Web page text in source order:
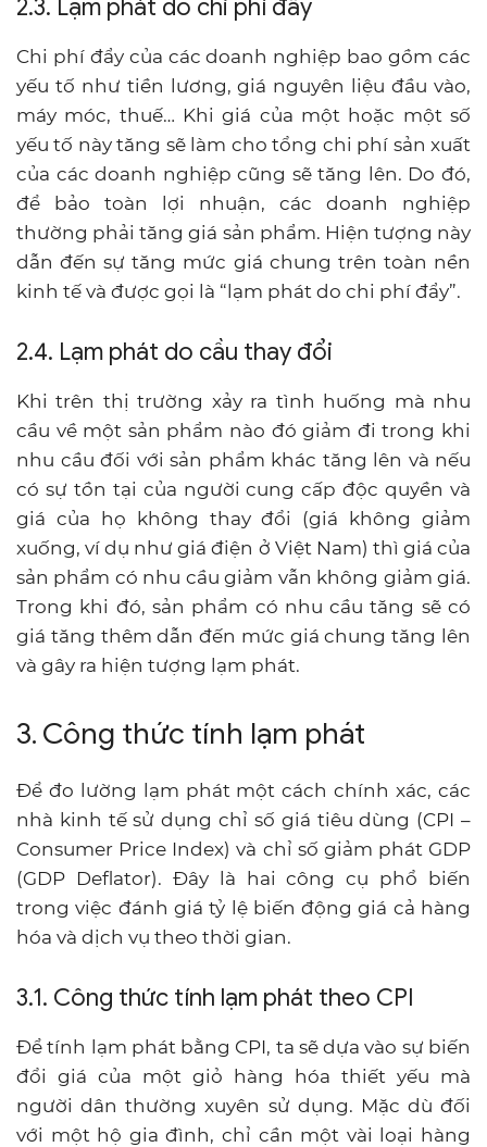
2.3. Lạm phát do chi phí đẩy
Chi phí đẩy của các doanh nghiệp bao gồm các
yếu tố như tiền lương, giá nguyên liệu đầu vào,
máy móc, thuế… Khi giá của một hoặc một số
yếu tố này tăng sẽ làm cho tổng chi phí sản xuất
của các doanh nghiệp cũng sẽ tăng lên. Do đó,
để bảo toàn lợi nhuận, các doanh nghiệp
thường phải tăng giá sản phẩm. Hiện tượng này
dẫn đến sự tăng mức giá chung trên toàn nền
kinh tế và được gọi là “lạm phát do chi phí đẩy”.
2.4. Lạm phát do cầu thay đổi
Khi trên thị trường xảy ra tình huống mà nhu
cầu về một sản phẩm nào đó giảm đi trong khi
nhu cầu đối với sản phẩm khác tăng lên và nếu
có sự tồn tại của người cung cấp độc quyền và
giá của họ không thay đổi (giá không giảm
xuống, ví dụ như giá điện ở Việt Nam) thì giá của
sản phẩm có nhu cầu giảm vẫn không giảm giá.
Trong khi đó, sản phẩm có nhu cầu tăng sẽ có
giá tăng thêm dẫn đến mức giá chung tăng lên
và gây ra hiện tượng lạm phát.
3. Công thức tính lạm phát
Để đo lường lạm phát một cách chính xác, các
nhà kinh tế sử dụng chỉ số giá tiêu dùng (CPI –
Consumer Price Index) và chỉ số giảm phát GDP
(GDP Deflator). Đây là hai công cụ phổ biến
trong việc đánh giá tỷ lệ biến động giá cả hàng
hóa và dịch vụ theo thời gian.
3.1. Công thức tính lạm phát theo CPI
Để tính lạm phát bằng CPI, ta sẽ dựa vào sự biến
đổi giá của một giỏ hàng hóa thiết yếu mà
người dân thường xuyên sử dụng. Mặc dù đối
với một hộ gia đình, chỉ cần một vài loại hàng